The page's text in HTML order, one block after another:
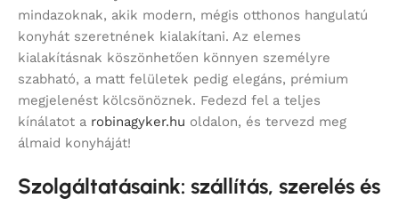
mindazoknak, akik modern, mégis otthonos hangulatú
konyhát szeretnének kialakítani. Az elemes
kialakításnak köszönhetően könnyen személyre
szabható, a matt felületek pedig elegáns, prémium
megjelenést kölcsönöznek. Fedezd fel a teljes
kínálatot a robinagyker.hu oldalon, és tervezd meg
álmaid konyháját!
Szolgáltatásaink: szállítás, szerelés és